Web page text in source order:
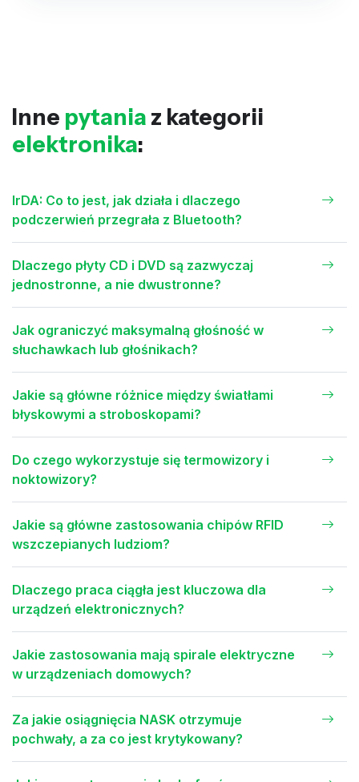
Inne pytania z kategorii
elektronika:
IrDA: Co to jest, jak działa i dlaczego
podczerwień przegrała z Bluetooth?
Dlaczego płyty CD i DVD są zazwyczaj
jednostronne, a nie dwustronne?
Jak ograniczyć maksymalną głośność w
słuchawkach lub głośnikach?
Jakie są główne różnice między światłami
błyskowymi a stroboskopami?
Do czego wykorzystuje się termowizory i
noktowizory?
Jakie są główne zastosowania chipów RFID
wszczepianych ludziom?
Dlaczego praca ciągła jest kluczowa dla
urządzeń elektronicznych?
Jakie zastosowania mają spirale elektryczne
w urządzeniach domowych?
Za jakie osiągnięcia NASK otrzymuje
pochwały, a za co jest krytykowany?